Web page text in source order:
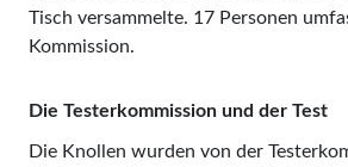
Tisch versammelte. 17 Personen
Kommission.
Die Testerkommission und der Test
Die Knollen wurden von der